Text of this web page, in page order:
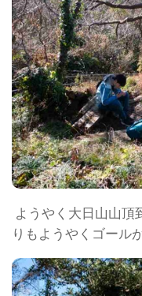
ようやく大日山山頂
りもようやくゴール